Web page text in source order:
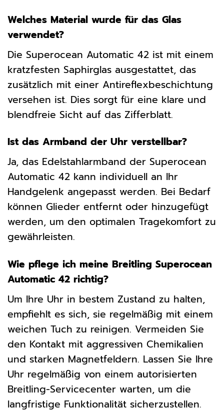
Welches Material wurde für das Glas
verwendet?
Die Superocean Automatic 42 ist mit einem
kratzfesten Saphirglas ausgestattet, das
zusätzlich mit einer Antireflexbeschichtung
versehen ist. Dies sorgt für eine klare und
blendfreie Sicht auf das Zifferblatt.
Ist das Armband der Uhr verstellbar?
Ja, das Edelstahlarmband der Superocean
Automatic 42 kann individuell an Ihr
Handgelenk angepasst werden. Bei Bedarf
können Glieder entfernt oder hinzugefügt
werden, um den optimalen Tragekomfort zu
gewährleisten.
Wie pflege ich meine Breitling Superocean
Automatic 42 richtig?
Um Ihre Uhr in bestem Zustand zu halten,
empfiehlt es sich, sie regelmäßig mit einem
weichen Tuch zu reinigen. Vermeiden Sie
den Kontakt mit aggressiven Chemikalien
und starken Magnetfeldern. Lassen Sie Ihre
Uhr regelmäßig von einem autorisierten
Breitling-Servicecenter warten, um die
langfristige Funktionalität sicherzustellen.